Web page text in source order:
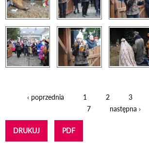
‹ poprzednia 1 2 3
7
następna ›
DRUKUJ PDF